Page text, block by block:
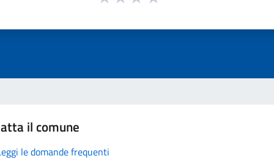
il comune
le domande frequenti